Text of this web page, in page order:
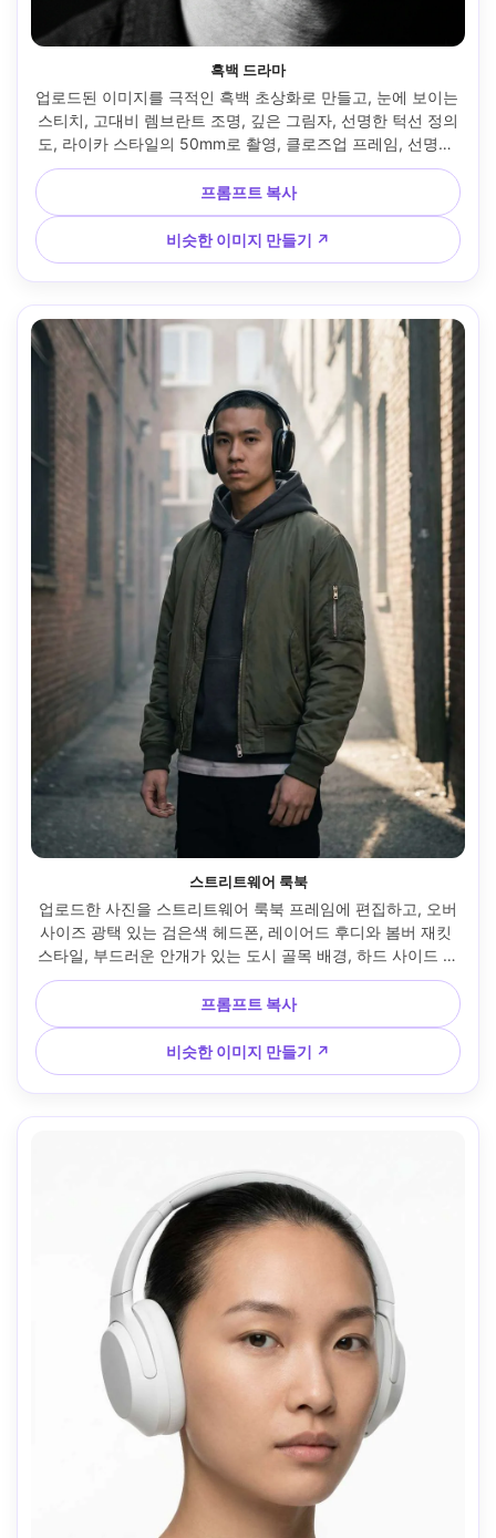
흑백 드라마
업로드된 이미지를 극적인 흑백 초상화로 만들고, 눈에 보이는
스티치, 고대비 렘브란트 조명, 깊은 그림자, 선명한 턱선 정의
도, 라이카 스타일의 50mm로 촬영, 클로즈업 프레임, 선명한
그레인 구조, 시대를 초월한 미술 사진 리얼리즘이 있는 클래
식 블랙 스튜디오 헤드폰을 추가하세요 --ar 4:5
프롬프트 복사
비슷한 이미지 만들기 ↗
스트리트웨어 룩북
업로드한 사진을 스트리트웨어 룩북 프레임에 편집하고, 오버
사이즈 광택 있는 검은색 헤드폰, 레이어드 후디와 봄버 재킷
스타일, 부드러운 안개가 있는 도시 골목 배경, 하드 사이드 라
이트 플러스 필링, Sony A7IV 35mm f/1.8로 촬영, 전신 프레
임, 깔끔한 편집 색상 등급, 사실적인 질감 --ar 4:5
프롬프트 복사
비슷한 이미지 만들기 ↗